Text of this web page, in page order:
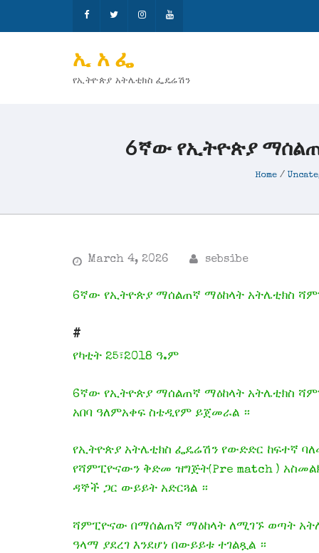
ኢ አ ፌ
የኢትዮጵያ አትሌቲክስ ፌዴሬሽን
6ኛው የኢትዮጵያ
Home/
March 4, 2026 sebsibe
6ኛው የኢትዮጵያ ማሰልጠኛ ማዕከላት አትሌቲክስ
#
የካቲት 25፣2018 ዓ.ም
6ኛው የኢትዮጵያ ማሰልጠኛ ማዕከላት አትሌቲክስ
አበባ ዓለምአቀፍ ስቴዲየም ይጀመራል ።
የኢትዮጵያ አትሌቲክስ ፌዴሬሽን የውድድር ከፍተኛ
የሻምፒዮናውን ቅድመ ዝግጅት(Pre match )
ዳኞች ጋር ውይይት አድርጓል ።
ሻምፒዮናው በማሰልጠኛ ማዕከላት ለሚገኙ ወጣት
ዓላማ ያደረገ እንደሆነ በውይይቱ ተገልጿል ።